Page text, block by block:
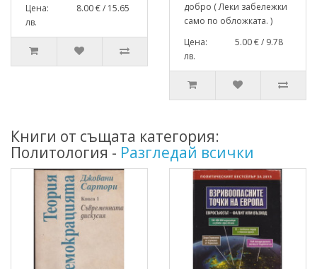
Цена: 8.00 € / 15.65
лв.
добро ( Леки забележки
само по обложката. )
Цена: 5.00 € / 9.78
лв.
Книги от същата категория:
Политология - Разгледай всички